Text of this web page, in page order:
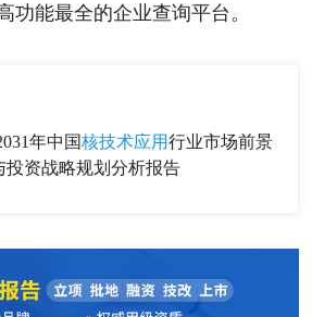
功能最全的企业查询平台。
年中国核技术应用行业市场前景
投资战略规划分析报告